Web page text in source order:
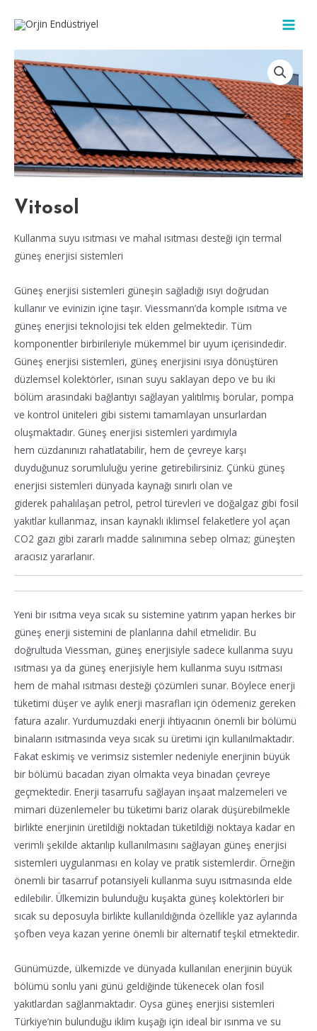
atla
Vitosol
Kullanma suyu ısıtması ve mahal ısıtması desteği için termal
güneş enerjisi sistemleri
Güneş enerjisi sistemleri güneşin sağladığı ısıyı doğrudan
kullanır ve evinizin içine taşır. Viessmann’da komple ısıtma ve
güneş enerjisi teknolojisi tek elden gelmektedir. Tüm
komponentler birbirileriyle mükemmel bir uyum içerisindedir.
Güneş enerjisi sistemleri, güneş enerjisini ısıya dönüştüren
düzlemsel kolektörler, ısınan suyu saklayan depo ve bu iki
bölüm arasındaki bağlantıyı sağlayan yalıtılmış borular, pompa
ve kontrol üniteleri gibi sistemi tamamlayan unsurlardan
oluşmaktadır. Güneş enerjisi sistemleri yardımıyla
hem cüzdanınızı rahatlatabilir, hem de çevreye karşı
duyduğunuz sorumluluğu yerine getirebilirsiniz. Çünkü güneş
enerjisi sistemleri dünyada kaynağı sınırlı olan ve
giderek pahalılaşan petrol, petrol türevleri ve doğalgaz gibi fosil
yakıtlar kullanmaz, insan kaynaklı iklimsel felaketlere yol açan
CO2 gazı gibi zararlı madde salınımına sebep olmaz; güneşten
aracısız yararlanır.
Yeni bir ısıtma veya sıcak su sistemine yatırım yapan herkes bir
güneş enerji sistemini de planlarına dahil etmelidir. Bu
doğrultuda Viessman, güneş enerjisiyle sadece kullanma suyu
ısıtması ya da güneş enerjisiyle hem kullanma suyu ısıtması
hem de mahal ısıtması desteği çözümleri sunar. Böylece enerji
tüketimi düşer ve aylık enerji masrafları için ödemeniz gereken
fatura azalır. Yurdumuzdaki enerji ihtiyacının önemli bir bölümü
binaların ısıtmasında veya sıcak su üretimi için kullanılmaktadır.
Fakat eskimiş ve verimsiz sistemler nedeniyle enerjinin büyük
bir bölümü bacadan ziyan olmakta veya binadan çevreye
geçmektedir. Enerji tasarrufu sağlayan inşaat malzemeleri ve
mimari düzenlemeler bu tüketimi bariz olarak düşürebilmekle
birlikte enerjinin üretildiği noktadan tüketildiği noktaya kadar en
verimli şekilde aktarılıp kullanılmasını sağlayan güneş enerjisi
sistemleri uygulanması en kolay ve pratik sistemlerdir. Örneğin
önemli bir tasarruf potansiyeli kullanma suyu ısıtmasında elde
edilebilir. Ülkemizin bulunduğu kuşakta güneş kolektörleri bir
sıcak su deposuyla birlikte kullanıldığında özellikle yaz aylarında
şofben veya kazan yerine önemli bir alternatif teşkil etmektedir.
Günümüzde, ülkemizde ve dünyada kullanılan enerjinin büyük
bölümü sonlu yani günü geldiğinde tükenecek olan fosil
yakıtlardan sağlanmaktadır. Oysa güneş enerjisi sistemleri
Türkiye’nin bulunduğu iklim kuşağı için ideal bir ısınma ve su